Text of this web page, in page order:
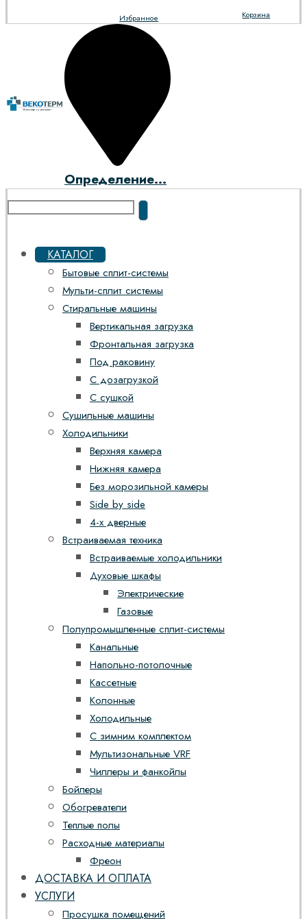
Корзина
Избранное
Определение...
КАТАЛОГ
Бытовые сплит-системы
Мульти-сплит системы
Стиральные машины
Вертикальная загрузка
Фронтальная загрузка
Под раковину
С дозагрузкой
С сушкой
Сушильные машины
Холодильники
Верхняя камера
Нижняя камера
Без морозильной камеры
Side by side
4-х дверные
Встраиваемая техника
Встраиваемые холодильники
Духовые шкафы
Электрические
Газовые
Полупромышленные сплит-системы
Канальные
Напольно-потолочные
Кассетные
Колонные
Холодильные
С зимним комплектом
Мультизональные VRF
Чиллеры и фанкойлы
Бойлеры
Обогреватели
Теплые полы
Расходные материалы
Фреон
ДОСТАВКА И ОПЛАТА
УСЛУГИ
Просушка помещений